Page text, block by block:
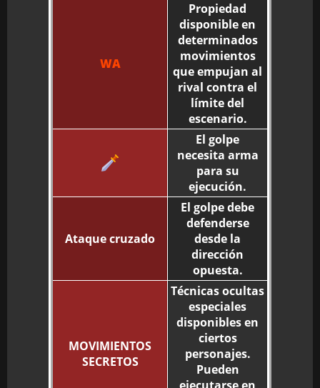
WA
Propiedad
disponible en
determinados
movimientos
que empujan al
rival contra el
límite del
escenario.
El golpe
necesita arma
para su
ejecución.
Ataque cruzado
El golpe debe
defenderse
desde la
dirección
opuesta.
MOVIMIENTOS
SECRETOS
Técnicas ocultas
especiales
disponibles en
ciertos
personajes.
Pueden